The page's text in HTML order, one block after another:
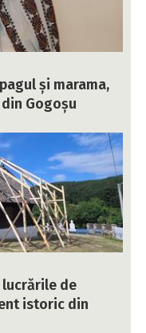
și marama,
Gogoșu
lucrările de
istoric din